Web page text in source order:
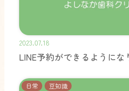
2023.07.18
LINE予約ができるようにな
日常 豆知識